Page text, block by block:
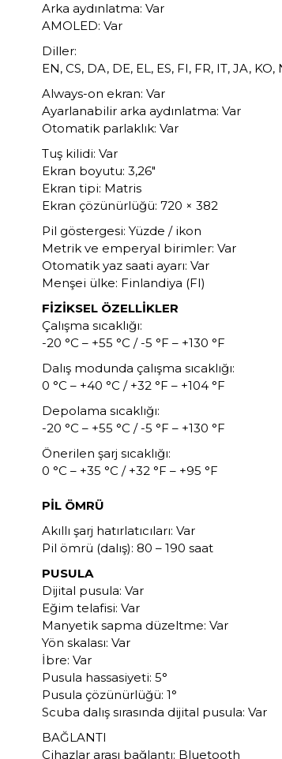
Arka aydınlatma: Var
AMOLED: Var
Diller:
EN, CS, DA, DE, EL, ES, FI, FR, IT, JA,
Always-on ekran: Var
Ayarlanabilir arka aydınlatma: Var
Otomatik parlaklık: Var
Tuş kilidi: Var
Ekran boyutu: 3,26"
Ekran tipi: Matris
Ekran çözünürlüğü: 720 × 382
Pil göstergesi: Yüzde / ikon
Metrik ve emperyal birimler: Var
Otomatik yaz saati ayarı: Var
Menşei ülke: Finlandiya (FI)
FİZİKSEL ÖZELLİKLER
Çalışma sıcaklığı:
-20 °C – +55 °C / -5 °F – +130 °F
Dalış modunda çalışma sıcaklığı:
0 °C – +40 °C / +32 °F – +104 °F
Depolama sıcaklığı:
-20 °C – +55 °C / -5 °F – +130 °F
Önerilen şarj sıcaklığı:
0 °C – +35 °C / +32 °F – +95 °F
PİL ÖMRÜ
Akıllı şarj hatırlatıcıları: Var
Pil ömrü (dalış): 80 – 190 saat
PUSULA
Dijital pusula: Var
Eğim telafisi: Var
Manyetik sapma düzeltme: Var
Yön skalası: Var
İbre: Var
Pusula hassasiyeti: 5°
Pusula çözünürlüğü: 1°
Scuba dalış sırasında dijital pusula: Var
BAĞLANTI
Cihazlar arası bağlantı: Bluetooth